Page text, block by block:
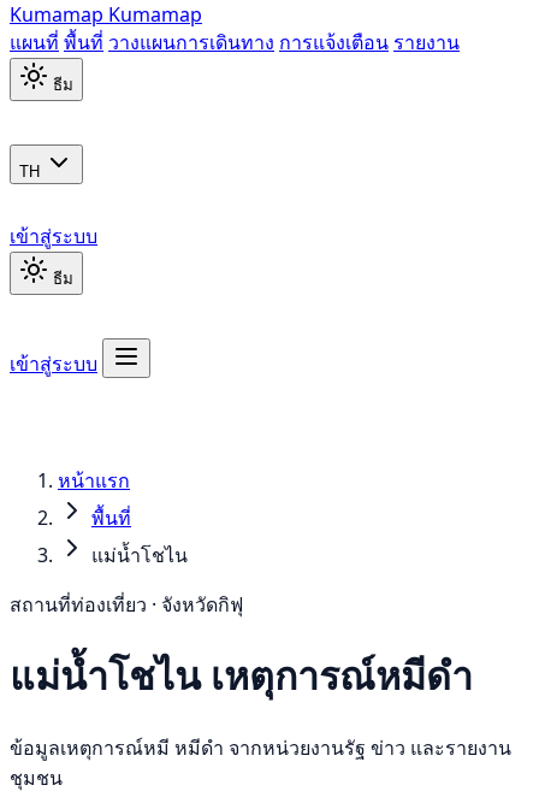
Kumamap Kumamap
แผนที่ พื้นที่ วางแผนการเดินทาง การแจ้งเตือน รายงาน
ธีม
TH
เข้าสู่ระบบ
ธีม
เข้าสู่ระบบ
หน้าแรก
พื้นที่
แม่น้ำโชไน
สถานที่ท่องเที่ยว · จังหวัดกิฟุ
แม่น้ำโชไน เหตุการณ์หมีดำ
ข้อมูลเหตุการณ์หมี หมีดำ จากหน่วยงานรัฐ ข่าว และรายงาน
ชุมชน